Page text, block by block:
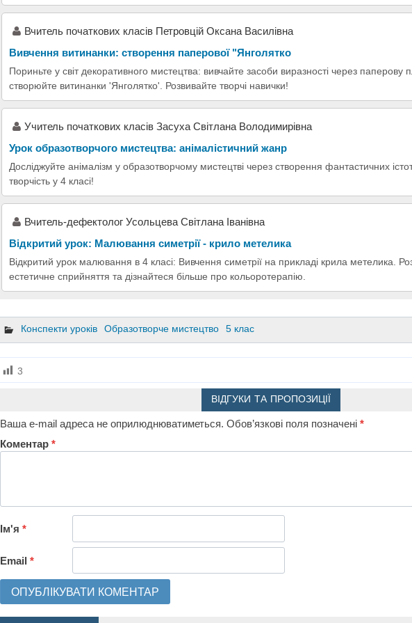
Вчитель початкових класів Петровцій Оксана Василівна
Вивчення витинанки: створення паперової "Янголятко
Пориньте у світ декоративного мистецтва: вивчайте засоби виразності через паперову
створюйте витинанки 'Янголятко'. Розвивайте творчі навички!
Учитель початкових класів Засуха Світлана Володимирівна
Урок образотворчого мистецтва: анімалістичний жанр
Досліджуйте анімалізм у образотворчому мистецтві через створення фантастичних
творчість у 4 класі!
Вчитель-дефектолог Усольцева Світлана Іванівна
Відкритий урок: Малювання симетрії - крило метелика
Відкритий урок малювання в 4 класі: Вивчення симетрії на прикладі крила метелика.
естетичне сприйняття та дізнайтеся більше про кольоротерапію.
Конспекти уроків Образотворче мистецтво 5 клас
3
ВІДГУКИ ТА ПРОПОЗИЦІЇ
Ваша e-mail адреса не оприлюднюватиметься. Обов’язкові поля позначені *
Коментар *
Ім'я *
Email *